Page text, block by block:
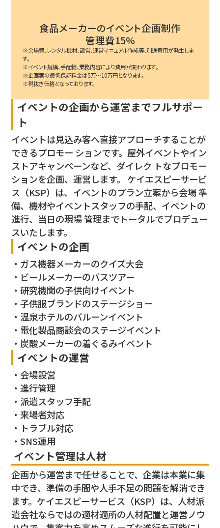
イベントの企画から運営までフルサポー
ト
イベントは見込み客へ直接アプローチすることが
できるプロモー ションです。屋外イベントやイン
ストアキャンペーンなど、ダイレク トなプロモー
ションを企画、運営します。 ケイエスピーサービ
ス（KSP）は、イベントのプラン立案から会場 準
備、機材やイベントスタッフの手配、イベントの
進行、当日の現場 管理までトータルでプロデュー
スいたします。
イベントの企画
ガス機器メーカーのクイズ大会
ビールメーカーのバスツアー
研究機関の子供向けイベント
子供服ブランドのステージショー
温泉ホテルのバルーンイベント
電化製品商談会のステージイベント
炭酸メーカーの着ぐるみイベント
イベントの運営
会場設営
進行管理
派遣スタッフ手配
来場者対応
トラブル対応
SNS運用
イベント管理は人材
企画から運営まで任せることで、企業は本業に集
中でき、準備の手間や人手不足の問題を解消でき
ます。ケイエスピーサービス（KSP）は、人材派
遣会社ならではの適材適所の人材配置と運営ノウ
食品メーカーのイベント企画制作
管理費15%
※会場費、レンタル機材、設営、運営マニュアル作成等、別途費用が発生しま
す。
※イベント規模、手配物、業務内容により費用が変わります。
※企画案の最低保証料金は5万～10万円となります。
※税抜き価格となっております。